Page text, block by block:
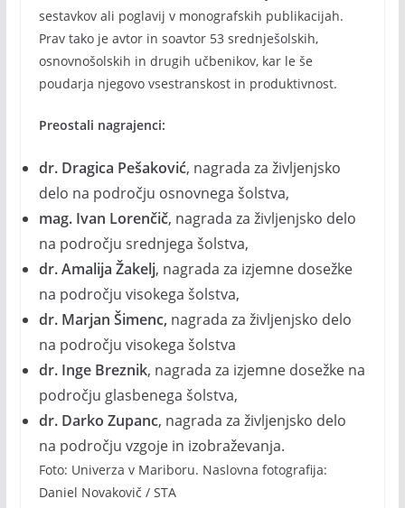
sestavkov ali poglavij v monografskih publikacijah.
Prav tako je avtor in soavtor 53 srednješolskih,
osnovnošolskih in drugih učbenikov, kar le še
poudarja njegovo vsestranskost in produktivnost.
Preostali nagrajenci:
dr. Dragica Pešaković, nagrada za življenjsko
delo na področju osnovnega šolstva,
mag. Ivan Lorenčič, nagrada za življenjsko delo
na področju srednjega šolstva,
dr. Amalija Žakelj, nagrada za izjemne dosežke
na področju visokega šolstva,
dr. Marjan Šimenc, nagrada za življenjsko delo
na področju visokega šolstva
dr. Inge Breznik, nagrada za izjemne dosežke na
področju glasbenega šolstva,
dr. Darko Zupanc, nagrada za življenjsko delo
na področju vzgoje in izobraževanja.
Foto: Univerza v Mariboru. Naslovna fotografija:
Daniel Novakovič / STA